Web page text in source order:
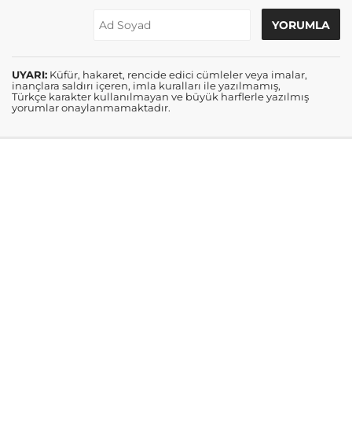
UYARI: Küfür, hakaret, rencide edici cümleler veya imalar,
inançlara saldırı içeren, imla kuralları ile yazılmamış,
Türkçe karakter kullanılmayan ve büyük harflerle yazılmış
yorumlar onaylanmamaktadır.